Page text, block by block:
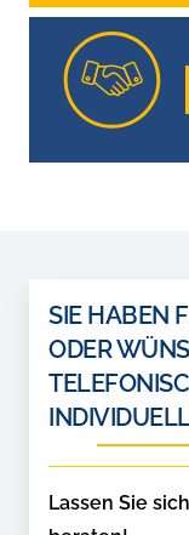
SIE HABEN
ODER
Lassen Sie